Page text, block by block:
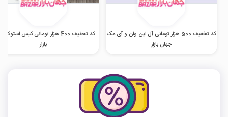
کد تخفیف 500 هزار تومانی آل این وان و آی مک
جهان بازار
کد تخفیف 400 هزار تومانی کیس
بازار